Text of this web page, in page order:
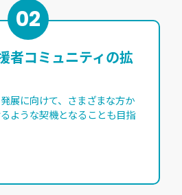
02
者コミュニティの拡
展に向けて、さまざまな方か
ような契機となることも目指